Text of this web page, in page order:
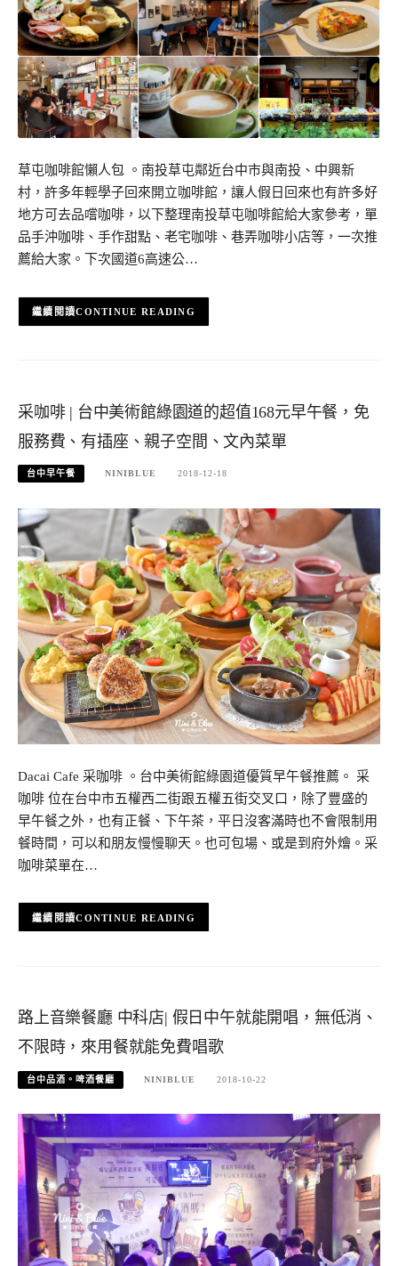
草屯咖啡館懶人包 。南投草屯鄰近台中市與南投、中興新
村，許多年輕學子回來開立咖啡館，讓人假日回來也有許多好
地方可去品嚐咖啡，以下整理南投草屯咖啡館給大家參考，單
品手沖咖啡、手作甜點、老宅咖啡、巷弄咖啡小店等，一次推
薦給大家。下次國道6高速公…
CONTINUE READING
采咖啡 | 台中美術館綠園道的超值168元早午餐，免
服務費、有插座、親子空間、文內菜單
台中早午餐 NINIBLUE 2018-12-18
Dacai Cafe 采咖啡 。台中美術館綠園道優質早午餐推薦。 采
咖啡 位在台中市五權西二街跟五權五街交叉口，除了豐盛的
早午餐之外，也有正餐、下午茶，平日沒客滿時也不會限制用
餐時間，可以和朋友慢慢聊天。也可包場、或是到府外燴。采
咖啡菜單在…
CONTINUE READING
路上音樂餐廳 中科店| 假日中午就能開唱，無低消、
不限時，來用餐就能免費唱歌
台中品酒。啤酒餐廳 NINIBLUE 2018-10-22